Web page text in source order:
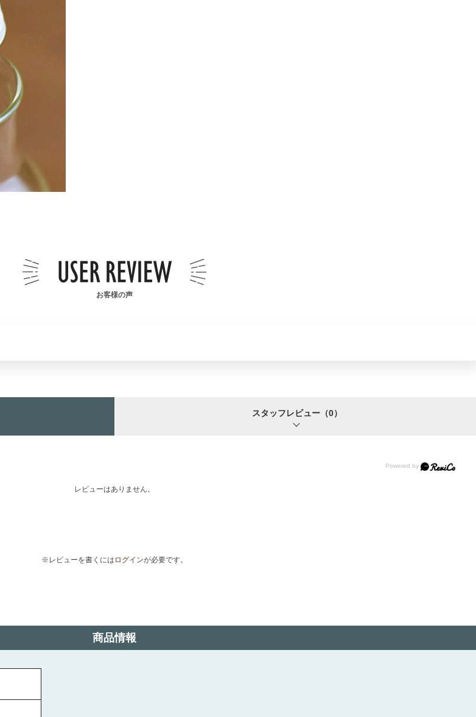
お客様の声
スタッフレビュー （0）
レビューはありません。
※レビューを書くには ログインが必要です。
商品情報